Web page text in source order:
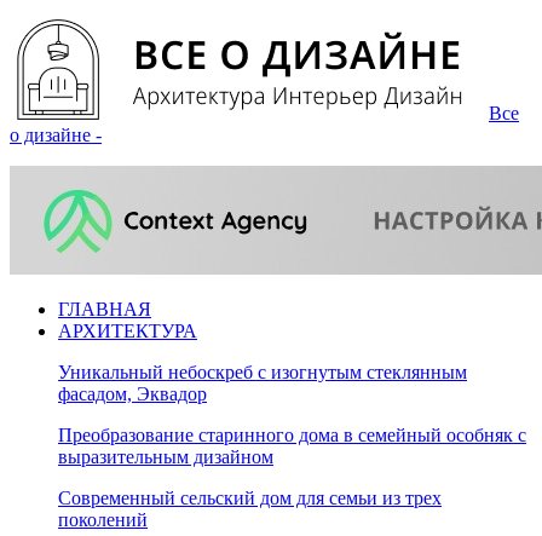
Все
о дизайне -
ГЛАВНАЯ
АРХИТЕКТУРА
Уникальный небоскреб с изогнутым стеклянным
фасадом, Эквадор
Преобразование старинного дома в семейный особняк с
выразительным дизайном
Современный сельский дом для семьи из трех
поколений